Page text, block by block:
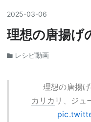
2025-03-06
理想の唐揚げ
レシピ動画
理想の唐揚
カリカ リ、ジュ